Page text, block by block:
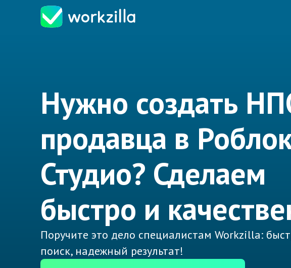
Нужно создать
продавца в
Студио? Сделаем
быстро и
Поручите это дело специалистам Workzilla:
поиск, надежный результат!